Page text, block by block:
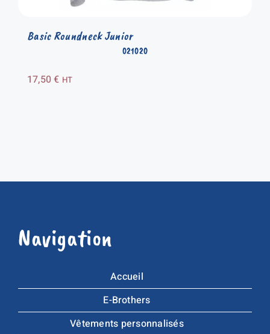
021020
Basic Roundneck Junior
17,50€ HT
Navigation
Accueil
E-Brothers
Vêtements personnalisés